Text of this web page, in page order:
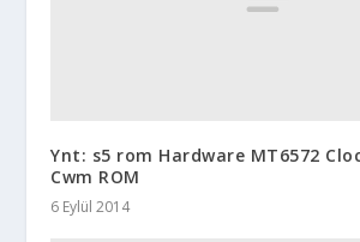
Ynt: s5 rom Hardware MT6572
Cwm ROM
6 Eylül 2014